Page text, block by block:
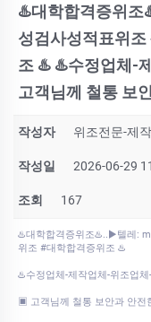
♨️대학합격증위
성검사성적표위
조 ♨️ ♨️수정업체-
고객님께 철통 보
작성자 위조전문-제
작성일 2026-06-29
조회 167
♨️대학합격증위조♨️..▶텔레:
위조 #대학합격증위조 ♨️
♨️수정업체-제작업체-위조업
▣ 고객님께 철통 보안과 안전